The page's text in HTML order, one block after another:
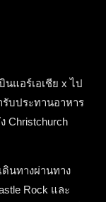
แอร์เอเชีย x ไป
รับประทานอาหาร
Christchurch
ดินทางผ่านทาง
Rock และ